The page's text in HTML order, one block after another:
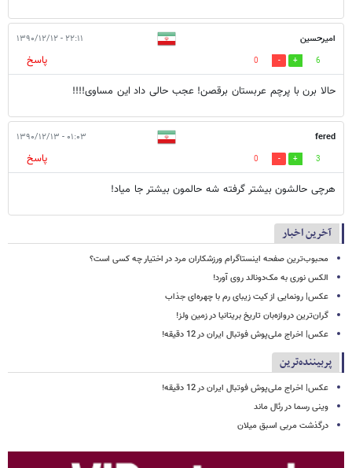
امیرحسین ۲۲:۱۱ - ۱۳۹۰/۱۲/۱۲
6
0
پاسخ
حالا برن با پرچم عربستان برقصن! عجب حالی داد این مساوی!!!!
fered ۰۱:۰۳ - ۱۳۹۰/۱۲/۱۳
3
0
پاسخ
هرچی حالشون بیشتر گرفته شه حالمون بیشتر جا میاد!
آخرین اخبار
محبوب‌ترین صفحه اینستاگرام ورزشکاران مرد در اختیار چه کسی است؟
الکس نوری به مک‌دونالد روی آورد!
عکس| رونمایی از کیت زیبای رم با چهره‌ای جذاب
گران‌ترین دروازه‌بان تاریخ بریتانیا در زمین ولز!
عکس| اخراج ملی‌پوش فوتبال ایران در 12 دقیقه!
پربیننده‌ترین
عکس| اخراج ملی‌پوش فوتبال ایران در 12 دقیقه!
وینی رسما در رئال ماند
درگذشت مربی اسبق میلان